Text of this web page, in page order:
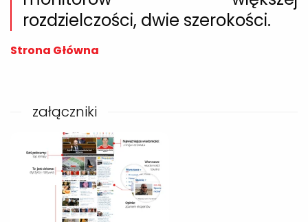
rozdzielczości, dwie szerokości.
Strona Główna
załączniki